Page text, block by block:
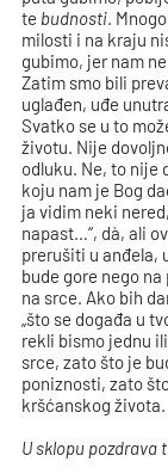
te budnosti.
milosti i na kraju
gubimo, jer nam
Zatim smo bili
uglađen, uđe
Svatko se u to
životu. Nije
odluku. Ne, to nije
koju nam je Bog
ja vidim neki
napast…“, dà, ali
prerušiti u anđela,
bude gore nego
na srce. Ako bih
„što se događa u
rekli bismo jednu
srce, zato što je
poniznosti, zato
kršćanskog života.
U sklopu